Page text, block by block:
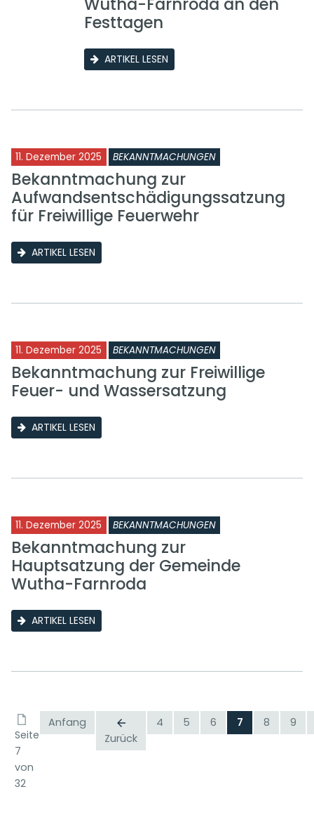
Festtagen
ARTIKEL LESEN
11. Dezember 2025 BEKANNTMACHUNGEN
Bekanntmachung zur
Aufwandsentschädigungssatzung
für Freiwillige Feuerwehr
ARTIKEL LESEN
11. Dezember 2025 BEKANNTMACHUNGEN
Bekanntmachung zur Freiwillige
Feuer- und Wassersatzung
ARTIKEL LESEN
11. Dezember 2025 BEKANNTMACHUNGEN
Bekanntmachung zur
Hauptsatzung der Gemeinde
Wutha-Farnroda
ARTIKEL LESEN
Seite
7
von
32
Anfang
Zurück
4 5 6 7 8 9